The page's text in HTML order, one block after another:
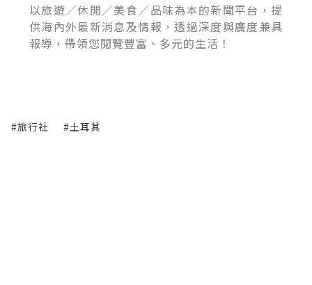
以旅遊／休閒／美食／品味為本的新聞平台，提
供海內外最新消息及情報，透過深度與廣度兼具
報導，帶領您閱覽豐富、多元的生活！
#旅行社 #土耳其